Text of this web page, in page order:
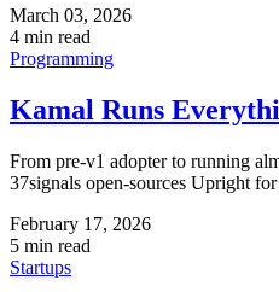
March 03, 2026
4 min read
Programming
Kamal Runs
From pre-v1 adopter to running
37signals open-sources Upright
February 17, 2026
5 min read
Startups